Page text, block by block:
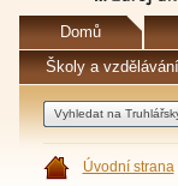
Domů
Školy a vzdělávání
Úvodní strana